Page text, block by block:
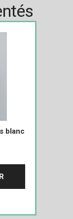
blanc